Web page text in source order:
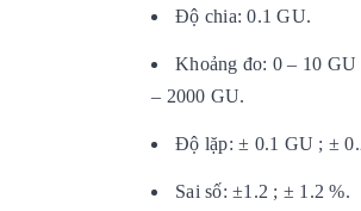
Độ chia: 0.1 GU.
Khoảng đo: 0 – 10
– 2000 GU.
Độ lặp: ± 0.1 GU ; ±
Sai số: ±1.2 ; ± 1.2 %.